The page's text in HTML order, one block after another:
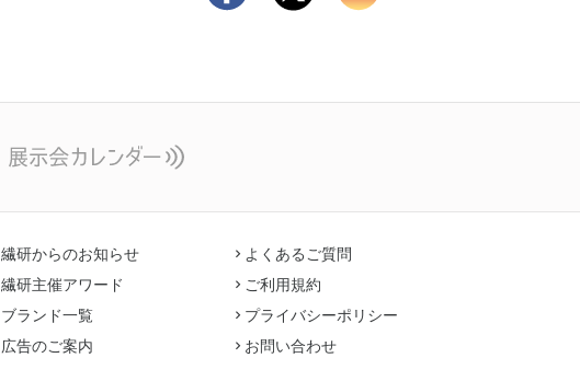
繊研からのお知らせ
繊研主催アワード
ブランド一覧
広告のご案内
よくあるご質問
ご利用規約
プライバシーポリシー
お問い合わせ